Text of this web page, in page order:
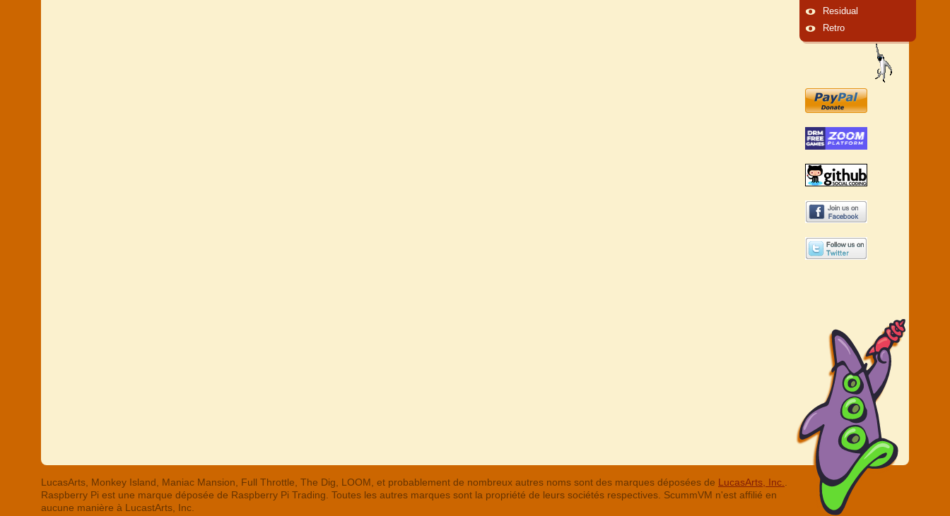
Residual
Retro
LucasArts, Monkey Island, Maniac Mansion, Full Throttle, The Dig, LOOM, et probablement de nombreux autres noms sont des marques déposées de LucasArts, Inc.
Raspberry Pi est une marque déposée de Raspberry Pi Trading. Toutes les autres marques sont la propriété de leurs sociétés respectives. ScummVM n'est affilié en
aucune manière à LucastArts, Inc.